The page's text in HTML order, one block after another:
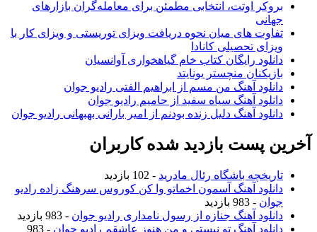
بروکر اوتت، انتخابی مطمئن برای معامله‌گران بازارهای
جهانی
تفاوت های میان نحوه دریافت ویزای توریستی و ویزای کار با
ویزای تحصیلی کانادا
دانلود رایگان کتاب خام گیاهخواری آوانسیان
بازیکنان منچستر یونایتد
دانلود آهنگ من مسم از ابراهیم الفتی رادیو جوان
دانلود آهنگ سیاه سفید از حامیم رادیو جوان
دانلود آهنگ دلیل زنده بودنم از امیر بارانی بهبهانی رادیو جوان
آخرین پست بازدید شده کاربران
تاریخچه باشگاه رئال مادرید - 102 بازدید
دانلود آهنگ آسمون اخماتو وا کن کوروس سرهنگ زاده رادیو
جوان - 983 بازدید
دانلود آهنگ جنازه از رسول نامداری رادیو جوان - 983 بازدید
دانلود آهنگ تو نیستی و من هنوز عاشقم رادیو جوان
- 983